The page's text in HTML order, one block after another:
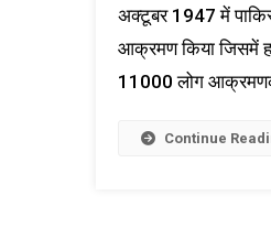
अक्टूबर 1947 में
आक्रमण किया जिसमें
11000 लोग
Continue